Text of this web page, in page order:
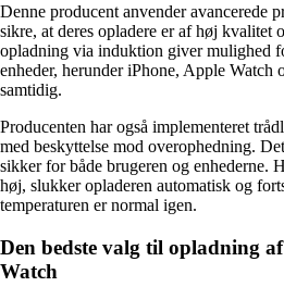
Denne producent anvender avancerede
sikre, at deres opladere er af høj kvalitet
opladning via induktion giver mulighed
enheder, herunder iPhone, Apple Watch
samtidig.
Producenten har også implementeret
med beskyttelse mod overophedning.
sikker for både brugeren og enhederne.
høj, slukker opladeren automatisk og
temperaturen er normal igen.
Den bedste valg til opladning
Watch